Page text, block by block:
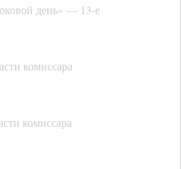
день» — 13-е
комиссара
комиссара